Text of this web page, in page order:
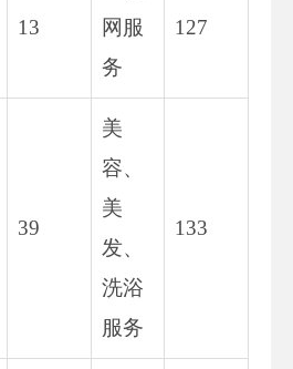
13
网服
务
127
39
美
容、
美
发、
洗浴
服务
133